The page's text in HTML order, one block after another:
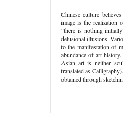
Chinese culture
image is the realization
“there is nothing
delusional illusions.
to the manifestation of
abundance of art
Asian art is neither
translated as
obtained through